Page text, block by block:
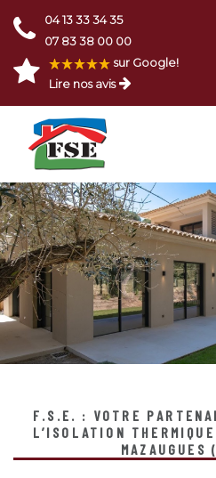
04 13 33 34 35
07 83 38 00 00
sur Google!
Lire nos avis
F.S.E. : VOTRE
L’ISOLATION